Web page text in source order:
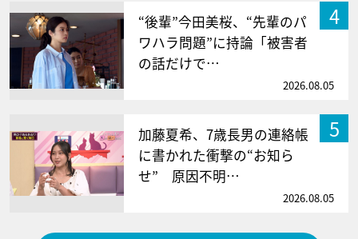
4
“後輩”今田美桜、“先輩のパ
ワハラ問題”に持論「被害者
の話だけで…
2026.08.05
5
加藤夏希、7歳長男の連絡帳
に書かれた衝撃の“お知ら
せ” 原因不明…
2026.08.05